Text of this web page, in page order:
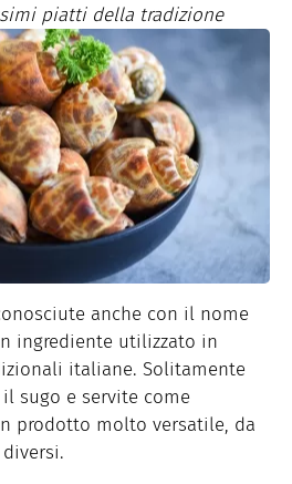
piatti della tradizione
anche con il nome
ingrediente utilizzato in
italiane. Solitamente
sugo e servite come
prodotto molto versatile, da